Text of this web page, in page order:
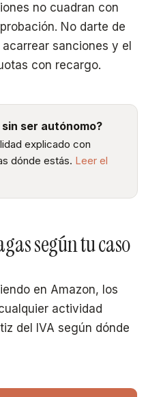
no cuadran con
No darte de
sanciones y el
con recargo.
ser autónomo?
explicado con
dónde estás. Leer el
según tu caso
en Amazon, los
actividad
del IVA según dónde